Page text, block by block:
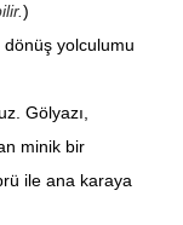
)
yolculumu
Gölyazı,
minik bir
ile ana karaya